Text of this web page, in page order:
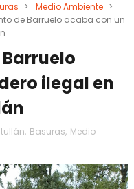
> Medio Ambiente >
de Barruelo acaba con un
ilegal en
, Basuras, Medio